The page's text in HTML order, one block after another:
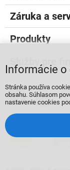
Záruka a
Produkty
Služby pre
 
Informácie
Stránka používa
obsahu. Súhlasom
nastavenie cookies